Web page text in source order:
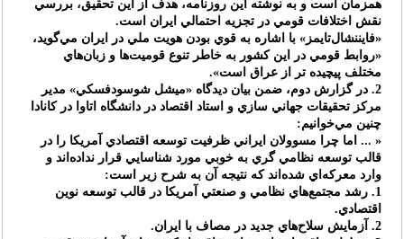
همزمان است و به نوشته اين روزنامه، هدف از اين تحقيق، بررسي
نقش اختلافات قومي در تجزيه احتمالي ايران است.
«فايننشال‌تايمز» با اشاره به قوي بودن هويت ملي در ايران مي‌گويد،
«روابط قومي در اين کشور به خاطر تنوع قوميت‌ها و زبان‌هاي
مختلف پيچيده تر از عراق است».
2. در گزارش دوم، ضمن بيان ديدگاه «ميشل شوسودفسکي» مدير
مرکز تحقيقات جهاني سازي و استاد اقتصاد در دانشگاه اتاوا در کانادا
چنين مي‌خوانيم:
« ... اما چرا مسوولان ايراني ظرفيت توسعه اقتصادي آمريكا را در
قالب توسعه نظامي گري به خوبي مورد شناسايي قرار نداده‌اند و
وارد معركه‌اي شده‌اند كه نتيجه آن به شرح زير است:
1. رشد مجتمع‌هاي نظامي و صنعتي آمريکا در قالب توسعه نوين
اقتصادي.
2. آزمايش سلاح‌هاي جديد در مصاف با ايران.